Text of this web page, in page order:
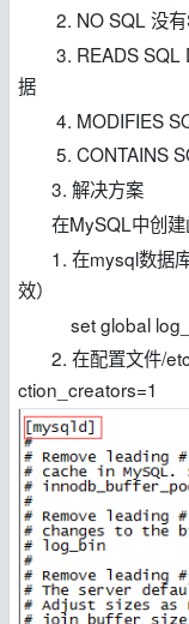
2. NO SQL 没
3. READS SQL
据
4. MODIFIES
5. CONTAINS
3. 解决方案
在MySQL中创建
1. 在mysql数据
效）
set global
2. 在配置文件/
ction_creators=1